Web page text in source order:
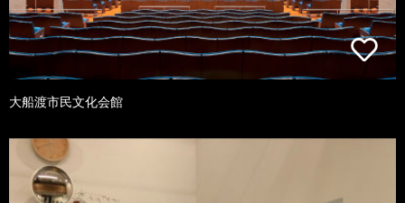
大船渡市民文化会館